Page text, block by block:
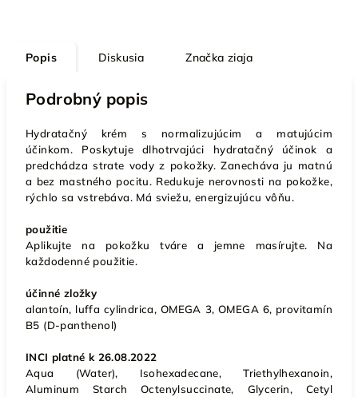
Popis Diskusia Značka ziaja
Podrobný popis
Hydratačný krém s normalizujúcim a matujúcim
účinkom. Poskytuje dlhotrvajúci hydratačný účinok a
predchádza strate vody z pokožky. Zanecháva ju matnú
a bez mastného pocitu. Redukuje nerovnosti na pokožke,
rýchlo sa vstrebáva. Má sviežu, energizujúcu vôňu.
použitie
Aplikujte na pokožku tváre a jemne masírujte. Na
každodenné použitie.
účinné zložky
alantoín, luffa cylindrica, OMEGA 3, OMEGA 6, provitamín
B5 (D-panthenol)
INCI platné k 26.08.2022
Aqua (Water), Isohexadecane, Triethylhexanoin,
Aluminum Starch Octenylsuccinate, Glycerin, Cetyl